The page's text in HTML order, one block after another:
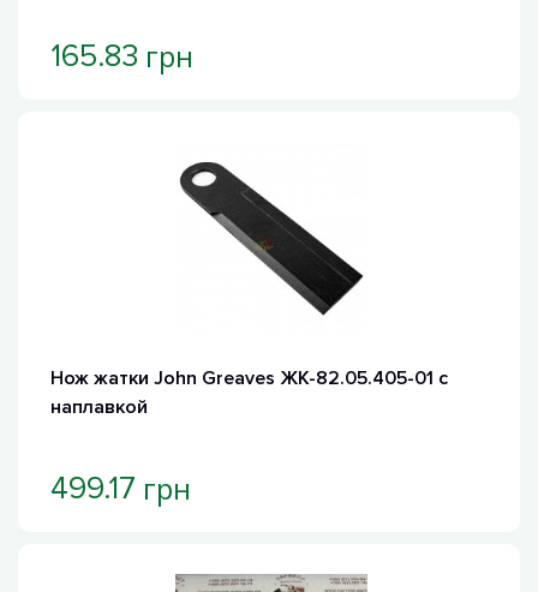
165.83 грн
Нож жатки John Greaves ЖК-82.05.405-01 с
наплавкой
499.17 грн